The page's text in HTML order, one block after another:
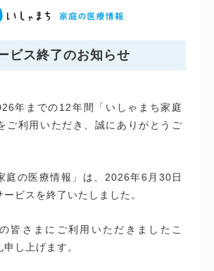
ビス終了のお知らせ
年までの12年間「いしゃまち家庭
ご利用いただき、誠にありがとうご
庭の医療情報」は、2026年6月30日
ビスを終了いたしました。
皆さまにご利用いただきましたこ
し上げます。